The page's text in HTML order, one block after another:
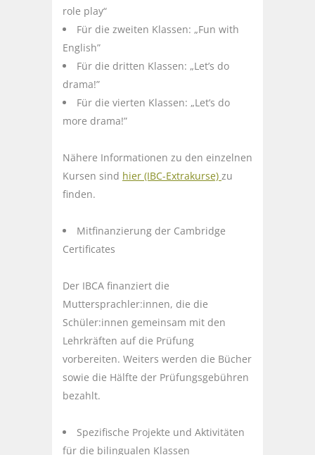
role play“
Für die zweiten Klassen: „Fun with
English”
Für die dritten Klassen: „Let’s do
drama!”
Für die vierten Klassen: „Let’s do
more drama!”
Nähere Informationen zu den einzelnen
Kursen sind hier (IBC-Extrakurse) zu
finden.
Mitfinanzierung der Cambridge
Certificates
Der IBCA finanziert die
Muttersprachler:innen, die die
Schüler:innen gemeinsam mit den
Lehrkräften auf die Prüfung
vorbereiten. Weiters werden die Bücher
sowie die Hälfte der Prüfungsgebühren
bezahlt.
Spezifische Projekte und Aktivitäten
für die bilingualen Klassen